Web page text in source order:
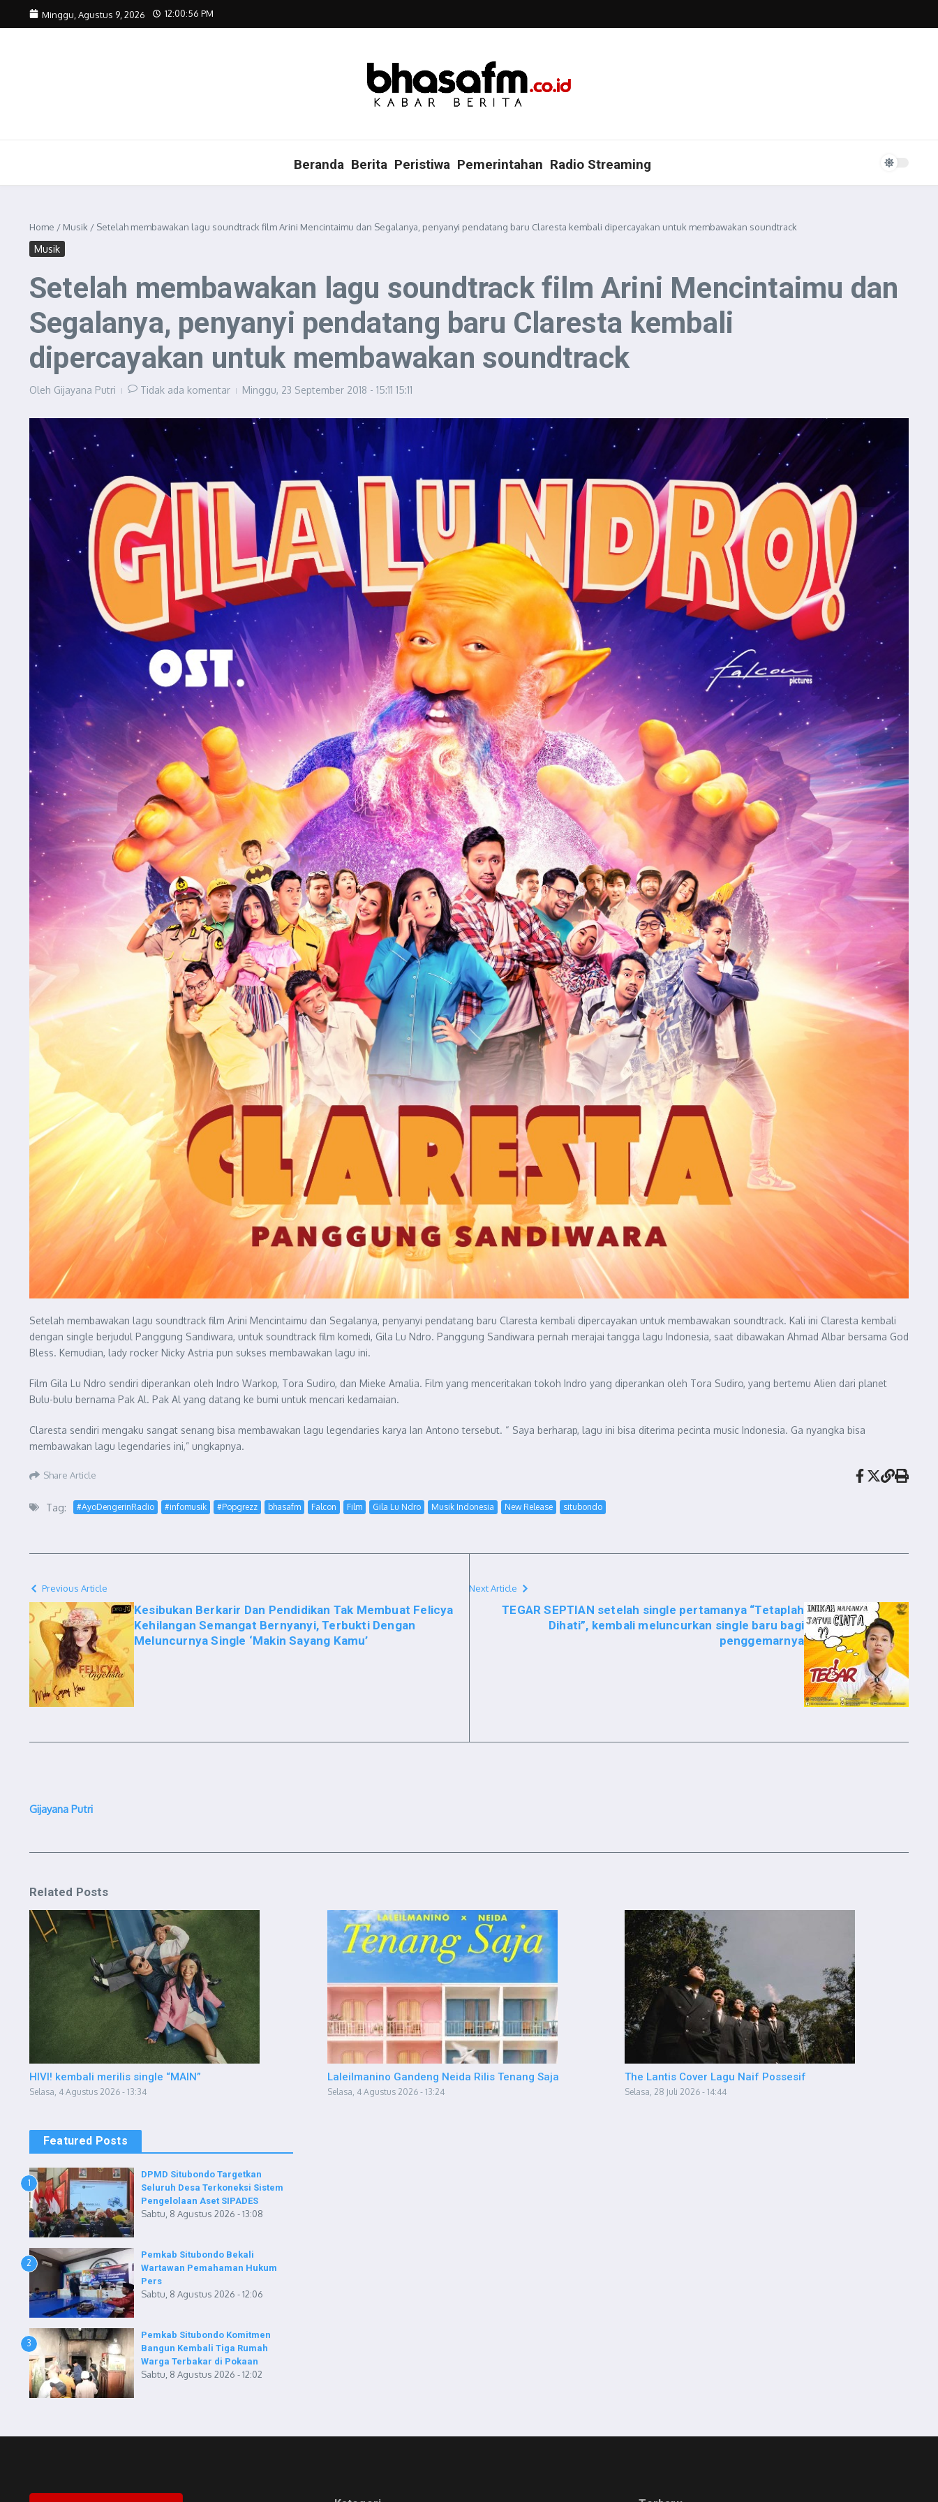
Lewati ke konten
Minggu, Agustus 9, 2026 12:00:58 PM
Beranda Berita Peristiwa Pemerintahan Radio Streaming
Home / Musik / Setelah membawakan lagu soundtrack film Arini Mencintaimu dan Segalanya, penyanyi pendatang baru Claresta kembali dipercayakan untuk membawakan soundtrack
Musik
Setelah membawakan lagu soundtrack film Arini Mencintaimu dan
Segalanya, penyanyi pendatang baru Claresta kembali
dipercayakan untuk membawakan soundtrack
Oleh Gijayana Putri Tidak ada komentar Minggu, 23 September 2018 - 15:11 15:11
Setelah membawakan lagu soundtrack film Arini Mencintaimu dan Segalanya, penyanyi pendatang baru Claresta kembali dipercayakan untuk membawakan soundtrack. Kali ini Claresta kembali
dengan single berjudul Panggung Sandiwara, untuk soundtrack film komedi, Gila Lu Ndro. Panggung Sandiwara pernah merajai tangga lagu Indonesia, saat dibawakan Ahmad Albar bersama God
Bless. Kemudian, lady rocker Nicky Astria pun sukses membawakan lagu ini.
Film Gila Lu Ndro sendiri diperankan oleh Indro Warkop, Tora Sudiro, dan Mieke Amalia. Film yang menceritakan tokoh Indro yang diperankan oleh Tora Sudiro, yang bertemu Alien dari planet
Bulu-bulu bernama Pak Al. Pak Al yang datang ke bumi untuk mencari kedamaian.
Claresta sendiri mengaku sangat senang bisa membawakan lagu legendaries karya Ian Antono tersebut. “ Saya berharap, lagu ini bisa diterima pecinta music Indonesia. Ga nyangka bisa
membawakan lagu legendaries ini,” ungkapnya.
Share Article
Tag: #AyoDengerinRadio #infomusik #Popgrezz bhasafm Falcon Film Gila Lu Ndro Musik Indonesia New Release situbondo
Previous Article
Kesibukan Berkarir Dan Pendidikan Tak Membuat Felicya
Kehilangan Semangat Bernyanyi, Terbukti Dengan
Meluncurnya Single ‘Makin Sayang Kamu’
Next Article
TEGAR SEPTIAN setelah single pertamanya “Tetaplah
Dihati”, kembali meluncurkan single baru bagi
penggemarnya
Gijayana Putri
Related Posts
HIVI! kembali merilis single “MAIN”
Selasa, 4 Agustus 2026 - 13:34
Laleilmanino Gandeng Neida Rilis Tenang Saja
Selasa, 4 Agustus 2026 - 13:24
The Lantis Cover Lagu Naif Possesif
Selasa, 28 Juli 2026 - 14:44
Featured Posts
1
DPMD Situbondo Targetkan
Seluruh Desa Terkoneksi Sistem
Pengelolaan Aset SIPADES
Sabtu, 8 Agustus 2026 - 13:08
2
Pemkab Situbondo Bekali
Wartawan Pemahaman Hukum
Pers
Sabtu, 8 Agustus 2026 - 12:06
3
Pemkab Situbondo Komitmen
Bangun Kembali Tiga Rumah
Warga Terbakar di Pokaan
Sabtu, 8 Agustus 2026 - 12:02